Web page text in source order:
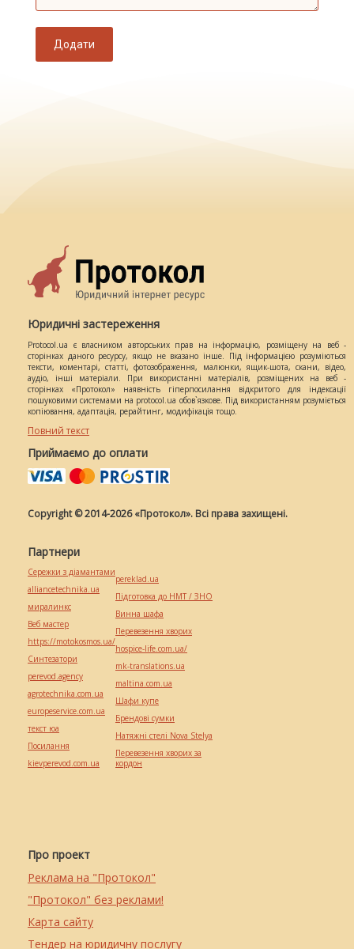
Додати
Юридичні застереження
Protocol.ua є власником авторських прав на інформацію, розміщену на веб -
сторінках даного ресурсу, якщо не вказано інше. Під інформацією розуміються
тексти, коментарі, статті, фотозображення, малюнки, ящик-шота, скани, відео,
аудіо, інші матеріали. При використанні матеріалів, розміщених на веб -
сторінках «Протокол» наявність гіперпосилання відкритого для індексації
пошуковими системами на protocol.ua обов`язкове. Під використанням розуміється
копіювання, адаптація, рерайтинг, модифікація тощо.
Повний текст
Приймаємо до оплати
Copyright © 2014-2026 «Протокол». Всі права захищені.
Про проект
Реклама на "Протокол"
"Протокол" без реклами!
Карта сайту
Тендер на юридичну послугу
Партнери
Сережки з діамантами
alliancetechnika.ua
миралинкс
Веб мастер
https://motokosmos.ua/
Синтезатори
perevod.agency
agrotechnika.com.ua
europeservice.com.ua
текст юа
Посилання
kievperevod.com.ua
pereklad.ua
Підготовка до НМТ / ЗНО
Винна шафа
Перевезення хворих
hospice-life.com.ua/
mk-translations.ua
maltina.com.ua
Шафи купе
Брендові сумки
Натяжні стелі Nova Stelya
Перевезення хворих за
кордон